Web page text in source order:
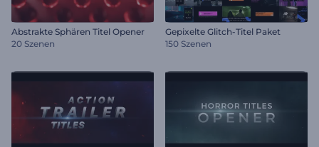
Abstrakte Sphären Titel Opener
20 Szenen
Gepixelte Glitch-Titel Paket
150 Szenen